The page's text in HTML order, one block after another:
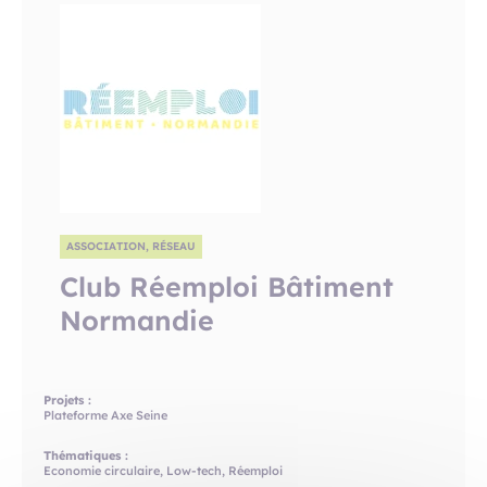
ASSOCIATION, RÉSEAU
Club Réemploi Bâtiment
Normandie
Projets :
Plateforme Axe Seine
Thématiques :
Economie circulaire, Low-tech, Réemploi